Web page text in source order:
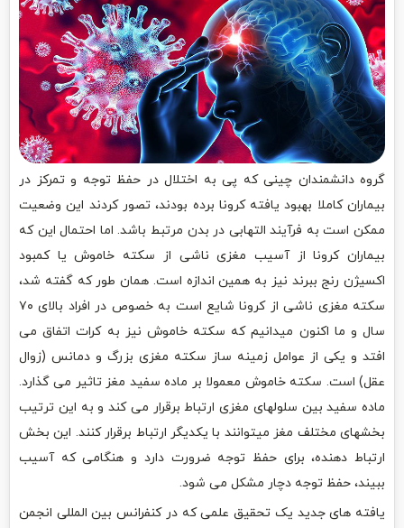
گروه دانشمندان چینی که پی به اختلال در حفظ توجه و تمرکز در
بیماران کاملا بهبود یافته کرونا برده بودند، تصور کردند این وضعیت
ممکن است به فرآیند التهابی در بدن مرتبط باشد. اما احتمال این که
بیماران کرونا از آسیب مغزی ناشی از سکته خاموش یا کمبود
اکسیژن رنج ببرند نیز به همین اندازه است. همان طور که گفته شد،
سکته مغزی ناشی از کرونا شایع است به خصوص در افراد بالای ۷۰
سال و ما اکنون میدانیم که سکته خاموش نیز به کرات اتفاق می
افتد و یکی از عوامل زمینه ساز سکته مغزی بزرگ و دمانس (زوال
عقل) است. سکته خاموش معمولا بر ماده سفید مغز تاثیر می گذارد.
ماده سفید بین سلولهای مغزی ارتباط برقرار می کند و به این ترتیب
بخشهای مختلف مغز میتوانند با یکدیگر ارتباط برقرار کنند. این بخش
ارتباط دهنده، برای حفظ توجه ضرورت دارد و هنگامی که آسیب
ببیند، حفظ توجه دچار مشکل می شود.
یافته های جدید یک تحقیق علمی که در کنفرانس بین المللی انجمن